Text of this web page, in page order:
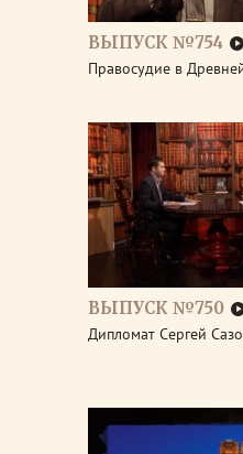
ВЫПУСК №754
Правосудие в
ВЫПУСК №750
Дипломат Сергей